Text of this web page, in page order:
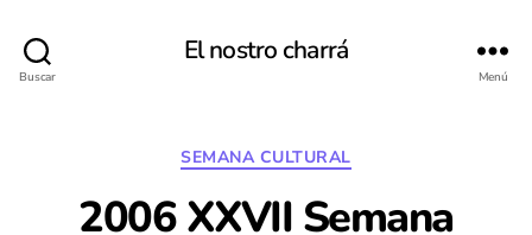
Buscar
El nostro charrá
Menú
Categorías
SEMANA CULTURAL
2006 XXVII Semana